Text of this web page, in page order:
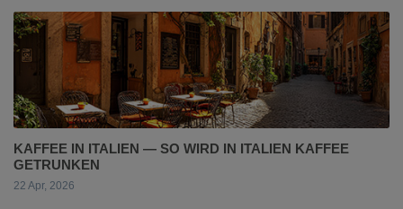
KAFFEE IN ITALIEN — SO WIRD IN ITALIEN KAFFEE
GETRUNKEN
22 Apr, 2026